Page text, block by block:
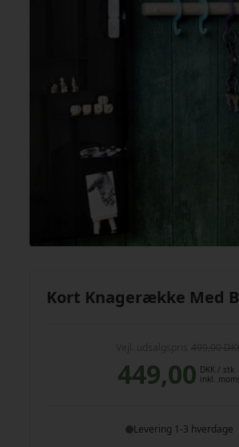
Kort Knagerække Med
449,00 DKK/ stk
inkl.
Levering 1-3 hverdage